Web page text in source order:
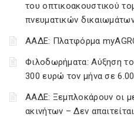
του οπτικοακουστικού
πνευματικών
ΑΑΔΕ: Πλατφόρμα
Φιλοδωρήματα: Αύξηση
300 ευρώ τον μήνα σε
ΑΑΔΕ: Ξεμπλοκάρουν οι
ακινήτων – Δεν